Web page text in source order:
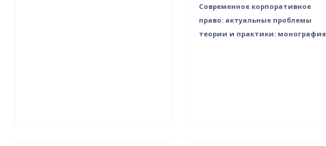
Современное корпоративное
право: актуальные проблемы
теории и практики: монография